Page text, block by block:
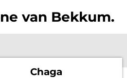
van Bekkum
Chaga